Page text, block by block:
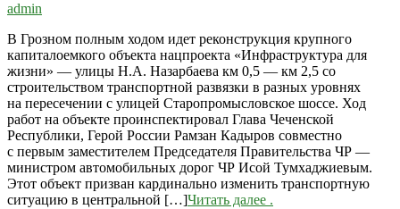
admin
В Грозном полным ходом идет реконструкция крупного
капиталоемкого объекта нацпроекта «Инфраструктура для
жизни» — улицы Н.А. Назарбаева км 0,5 — км 2,5 со
строительством транспортной развязки в разных уровнях
на пересечении с улицей Старопромысловское шоссе. Ход
работ на объекте проинспектировал Глава Чеченской
Республики, Герой России Рамзан Кадыров совместно
с первым заместителем Председателя Правительства ЧР —
министром автомобильных дорог ЧР Исой Тумхаджиевым.
Этот объект призван кардинально изменить транспортную
ситуацию в центральной […]Читать далее .